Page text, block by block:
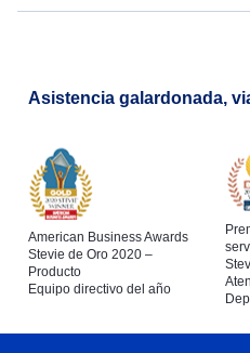
Asistencia galardonada,
American Business Awards
Stevie de Oro 2020 –
Producto
Equipo directivo del año